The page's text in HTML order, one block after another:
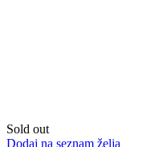
Sold out
Dodaj na seznam želja